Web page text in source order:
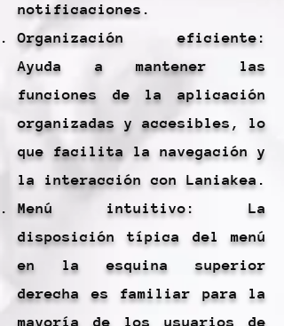
notificaciones.
Organización eficiente:
Ayuda a mantener las
funciones de la aplicación
organizadas y accesibles, lo
que facilita la navegación y
la interacción con Laniakea.
Menú intuitivo: La
disposición típica del menú
en la esquina superior
derecha es familiar para la
mayoría de los usuarios de